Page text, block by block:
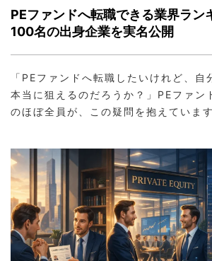
PEファンドへ転職できる業界ラン
100名の出身企業を実名公開
「PEファンドへ転職したいけれど、自
本当に狙えるのだろうか？」PEファン
のほぼ全員が、この疑問を抱えていま